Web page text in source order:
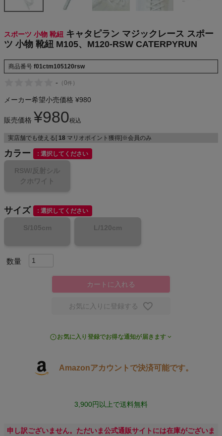
THE NORTH FACE
NIKE
メンズカジュアルウェア
レディースカジュアルウェア
メンズスポーツウェア
スポーツシューズ
もっと見る
キャンプ・フェス
スポーツ 小物 靴紐 キャタピラン マジックレース スポー
ツ 小物 靴紐 M105、M120-RSW CATERPYRUN
商品番号 f01ctm105120rsw
- （0件 ）
メーカー希望小売価格 ¥980
販売価格 ¥980税込
実店舗でも使える[ 18 マリオポイント獲得]※会員のみ
カラー 選択してください
RSW/反射シル
クホワイト
サイズ 選択してください
S/105cm L/120cm
カートに入れる
お気に入りに登録する
お気に入り登録でお得な通知が届きます
Amazonアカウントで決済可能です。
3,900円以上で送料無料
申し訳ございません。ただいま公式通販サイトには在庫がございま